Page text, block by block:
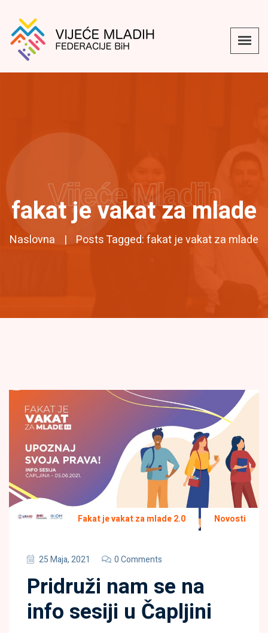
fakat je vakat za mlade
Naslovna Posts Tagged: fakat je vakat za mlade
Vijeće Mladih
Fakat je vakat za mlade 2.0 Novosti
25 Maja, 2021 0 Comments
Pridruži nam se na
info sesiji u Čapljini